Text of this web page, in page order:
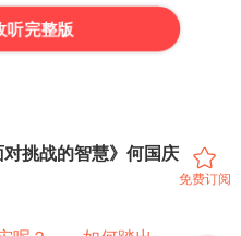
听完整版
对挑战的智慧》何国庆
免费订阅